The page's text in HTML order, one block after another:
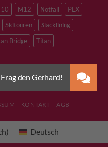
M12 Notfall
PLX
Skitouren
Slacklining
Bridge
Titan
KONTAKT AGB
) Deutsch